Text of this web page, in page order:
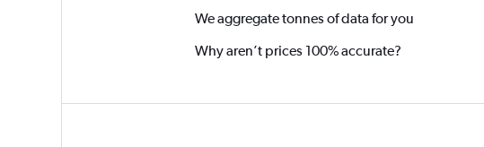
We aggregate tonnes of data for you
Why aren’t prices 100% accurate?